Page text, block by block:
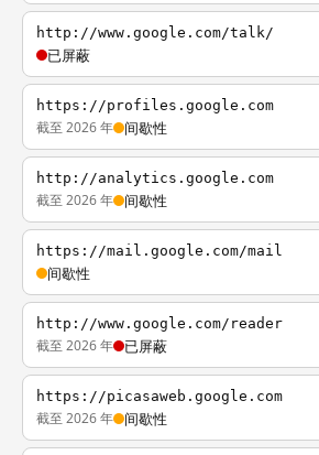
http://www.google.com/talk/
已屏蔽
https://profiles.google.com
截至 2026 年 间歇性
http://analytics.google.com
截至 2026 年 间歇性
https://mail.google.com/mail
间歇性
http://www.google.com/reader
截至 2026 年 已屏蔽
https://picasaweb.google.com
截至 2026 年 间歇性